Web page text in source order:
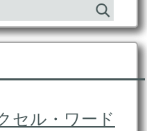
セル・ワード